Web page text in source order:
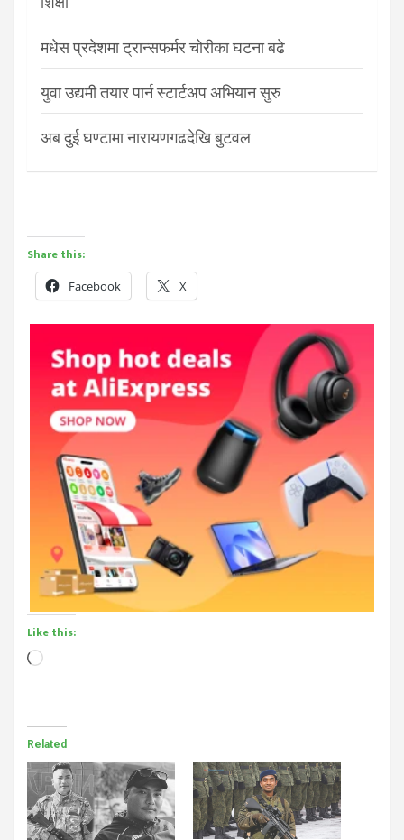
मधेस प्रदेशमा ट्रान्सफर्मर चोरीका घटना बढे
युवा उद्यमी तयार पार्न स्टार्टअप अभियान सुरु
अब दुई घण्टामा नारायणगढदेखि बुटवल
Share this:
Facebook X
Like this:
Loading…
Related